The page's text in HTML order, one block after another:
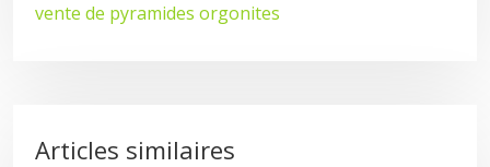
vente de pyramides orgonites
Articles similaires